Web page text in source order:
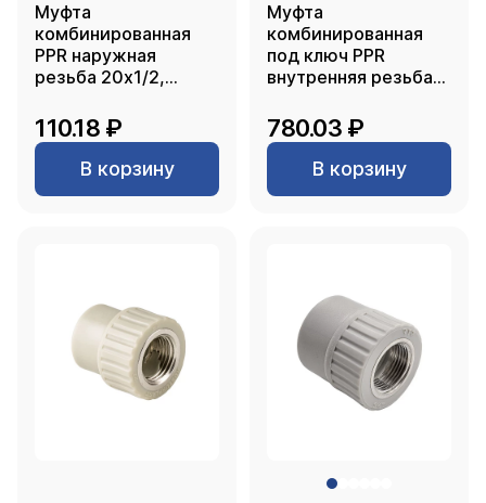
Муфта
комбинированная
PPR наружная
резьба 20х1/2,
110.18 ₽
В корзину
Муфта
комбинированная
под ключ PPR
внутренняя резьба
780.03 ₽
В корзину